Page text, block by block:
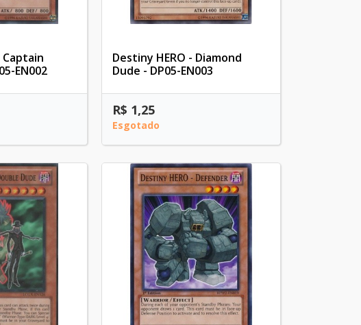
Captain
EN002
Destiny HERO - Diamond
Dude - DP05-EN003
R$ 1,25
Esgotado